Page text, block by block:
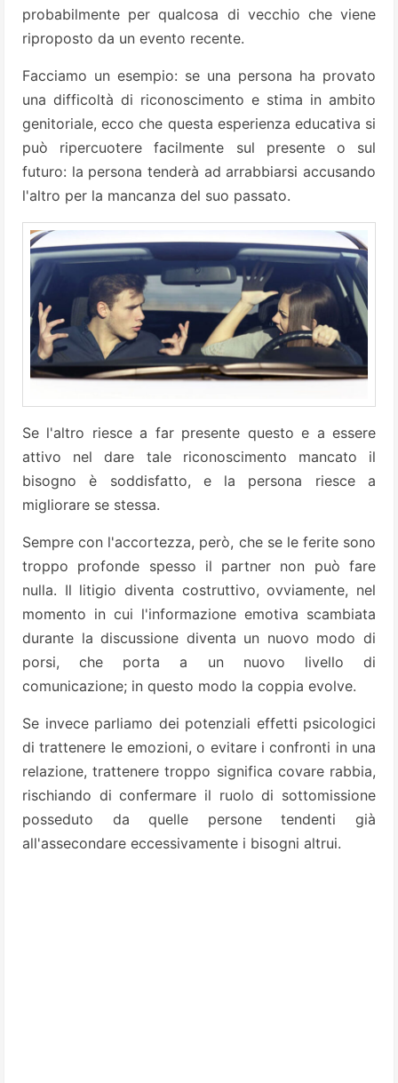
probabilmente per qualcosa di vecchio che viene
riproposto da un evento recente.
Facciamo un esempio: se una persona ha provato
una difficoltà di riconoscimento e stima in ambito
genitoriale, ecco che questa esperienza educativa si
può ripercuotere facilmente sul presente o sul
futuro: la persona tenderà ad arrabbiarsi accusando
l'altro per la mancanza del suo passato.
Se l'altro riesce a far presente questo e a essere
attivo nel dare tale riconoscimento mancato il
bisogno è soddisfatto, e la persona riesce a
migliorare se stessa.
Sempre con l'accortezza, però, che se le ferite sono
troppo profonde spesso il partner non può fare
nulla. Il litigio diventa costruttivo, ovviamente, nel
momento in cui l'informazione emotiva scambiata
durante la discussione diventa un nuovo modo di
porsi, che porta a un nuovo livello di
comunicazione; in questo modo la coppia evolve.
Se invece parliamo dei potenziali effetti psicologici
di trattenere le emozioni, o evitare i confronti in una
relazione, trattenere troppo significa covare rabbia,
rischiando di confermare il ruolo di sottomissione
posseduto da quelle persone tendenti già
all'assecondare eccessivamente i bisogni altrui.